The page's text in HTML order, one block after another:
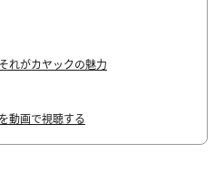
れがカヤックの魅力
動画で視聴する